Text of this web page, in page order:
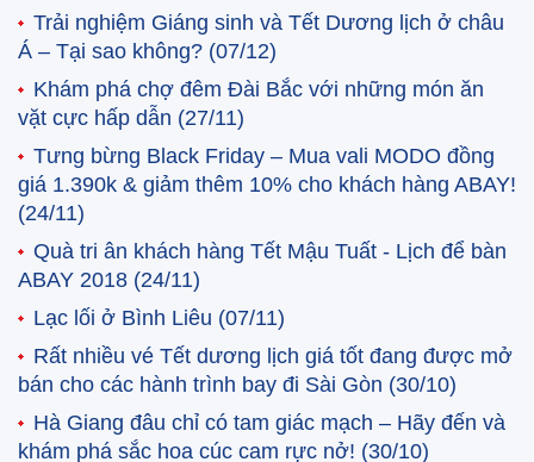
Trải nghiệm Giáng sinh và Tết Dương lịch ở châu
Á – Tại sao không? (07/12)
Khám phá chợ đêm Đài Bắc với những món ăn
vặt cực hấp dẫn (27/11)
Tưng bừng Black Friday – Mua vali MODO đồng
giá 1.390k & giảm thêm 10% cho khách hàng ABAY!
(24/11)
Quà tri ân khách hàng Tết Mậu Tuất - Lịch để bàn
ABAY 2018 (24/11)
Lạc lối ở Bình Liêu (07/11)
Rất nhiều vé Tết dương lịch giá tốt đang được mở
bán cho các hành trình bay đi Sài Gòn (30/10)
Hà Giang đâu chỉ có tam giác mạch – Hãy đến và
khám phá sắc hoa cúc cam rực nở! (30/10)